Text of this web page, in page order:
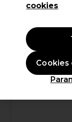
13,59 €Hors
cookies
Cookies